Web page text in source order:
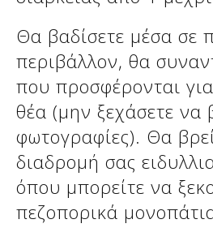
Δείτε μας:
Θα βαδίσετε μέσα σε
περιβάλλον, θα
που προσφέρονται
θέα (μην ξεχάσετε να
φωτογραφίες). Θα
διαδρομή σας
όπου μπορείτε να
πεζοπορικά